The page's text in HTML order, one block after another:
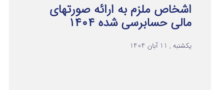
اشخاص ملزم به ارائه صورتهای
مالی حسابرسی شده ۱۴۰۴
یکشنبه , 11 آبان 1404